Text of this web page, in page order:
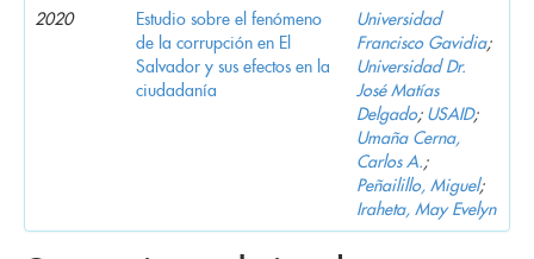
2020
Estudio sobre el fenómeno
de la corrupción en El
Salvador y sus efectos en la
ciudadanía
Universidad
Francisco Gavidia;
Universidad Dr.
José Matías
Delgado; USAID;
Umaña Cerna,
Carlos A.;
Peñailillo, Miguel;
Iraheta, May Evelyn